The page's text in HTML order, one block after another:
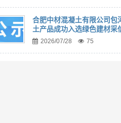
合肥中材混凝土有限公司包
土产品成功入选绿色建材采
2026/07/28 75